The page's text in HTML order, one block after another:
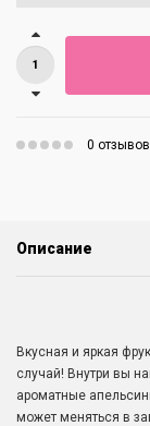
0 отзывов
Описание
Вкусная и яркая
случай! Внутри вы
ароматные
может меняться в